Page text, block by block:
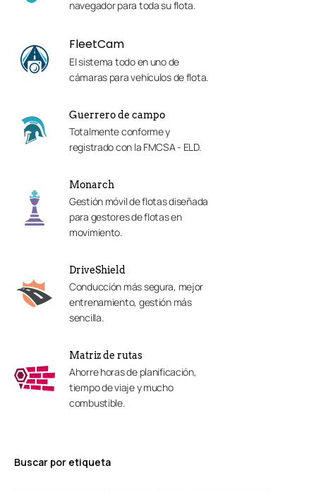
navegador para toda su flota.
FleetCam
El sistema todo en uno de
cámaras para vehículos de flota.
Guerrero de campo
Totalmente conforme y
registrado con la FMCSA - ELD.
Monarch
Gestión móvil de flotas diseñada
para gestores de flotas en
movimiento.
DriveShield
Conducción más segura, mejor
entrenamiento, gestión más
sencilla.
Matriz de rutas
Ahorre horas de planificación,
tiempo de viaje y mucho
combustible.
Buscar por etiqueta